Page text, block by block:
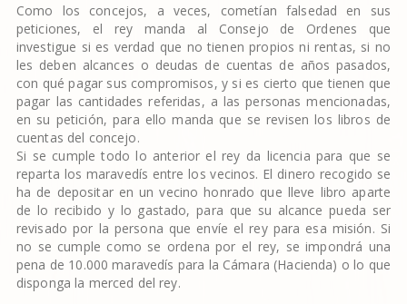
Como los concejos, a veces, cometían falsedad en sus
peticiones, el rey manda al Consejo de Ordenes que
investigue si es verdad que no tienen propios ni rentas, si no
les deben alcances o deudas de cuentas de años pasados,
con qué pagar sus compromisos, y si es cierto que tienen que
pagar las cantidades referidas, a las personas mencionadas,
en su petición, para ello manda que se revisen los libros de
cuentas del concejo.
Si se cumple todo lo anterior el rey da licencia para que se
reparta los maravedís entre los vecinos. El dinero recogido se
ha de depositar en un vecino honrado que lleve libro aparte
de lo recibido y lo gastado, para que su alcance pueda ser
revisado por la persona que envíe el rey para esa misión. Si
no se cumple como se ordena por el rey, se impondrá una
pena de 10.000 maravedís para la Cámara (Hacienda) o lo que
disponga la merced del rey.